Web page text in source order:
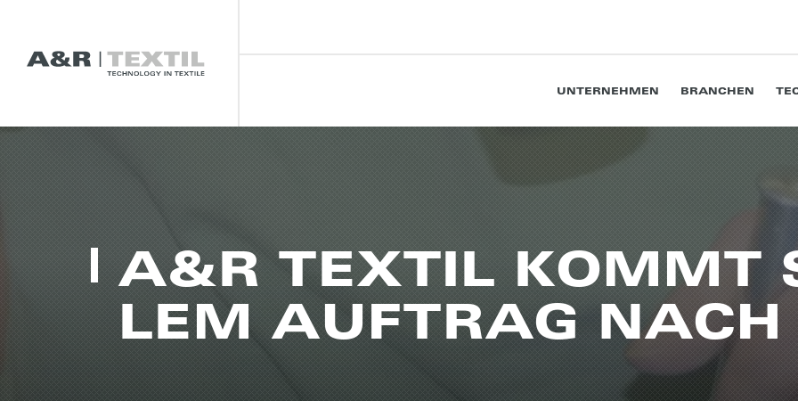
UNTERNEHMEN BRANCHEN
A&R TEXTIL KOMMT
LEM AUFTRAG NACH